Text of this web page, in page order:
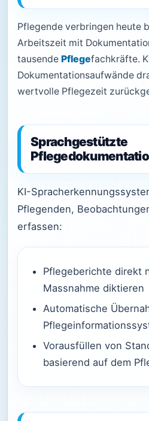
Pflegende verbringen heute
Arbeitszeit mit
tausende Pflegefachkräfte.
Dokumentationsaufwände
wertvolle Pflegezeit
Sprachgestützte
KI-
Pflegenden,
erfassen:
Pflegeberichte direkt
Massnahme diktieren
Automatische
Vorausfüllen von
basierend auf dem